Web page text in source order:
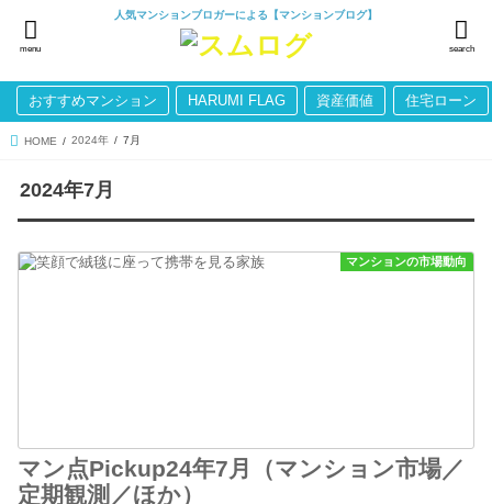
人気マンションブロガーによる【マンションブログ】
search
menu
おすすめマンション HARUMI FLAG 資産価値 住宅ローン
HOME 2024年 7月
2024年7月
マンションの市場動向
マン点Pickup24年7月（マンション市場／
定期観測／ほか）